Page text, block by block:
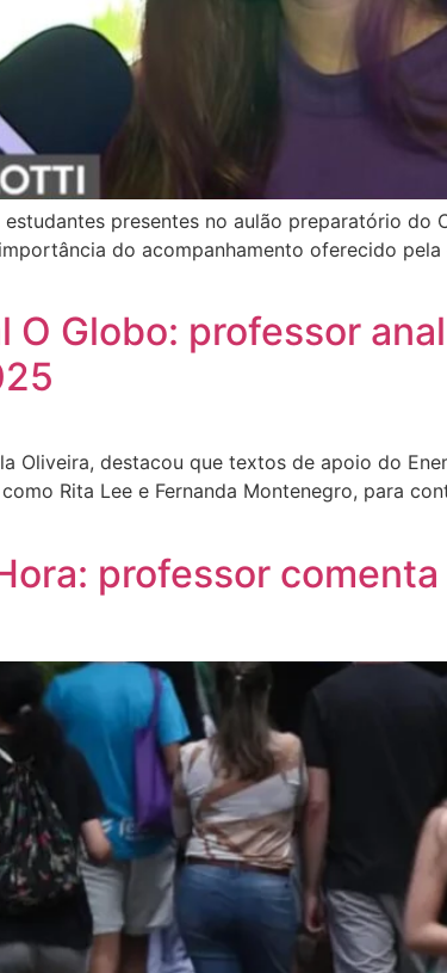
presentes no aulão preparatório
do acompanhamento oferecido
Globo: professor
Oliveira, destacou que textos de apoio do
Rita Lee e Fernanda Montenegro, para
professor